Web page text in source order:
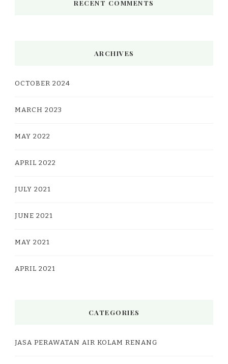
RECENT COMMENTS
ARCHIVES
OCTOBER 2024
MARCH 2023
MAY 2022
APRIL 2022
JULY 2021
JUNE 2021
MAY 2021
APRIL 2021
CATEGORIES
JASA PERAWATAN AIR KOLAM RENANG